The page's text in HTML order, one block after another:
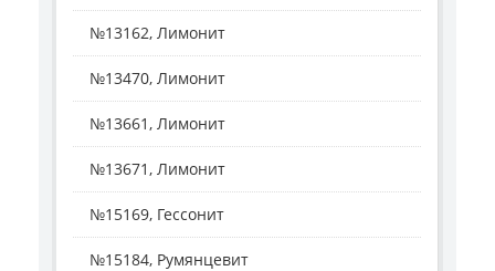
№13162, Лимонит
№13470, Лимонит
№13661, Лимонит
№13671, Лимонит
№15169, Гессонит
№15184, Румянцевит